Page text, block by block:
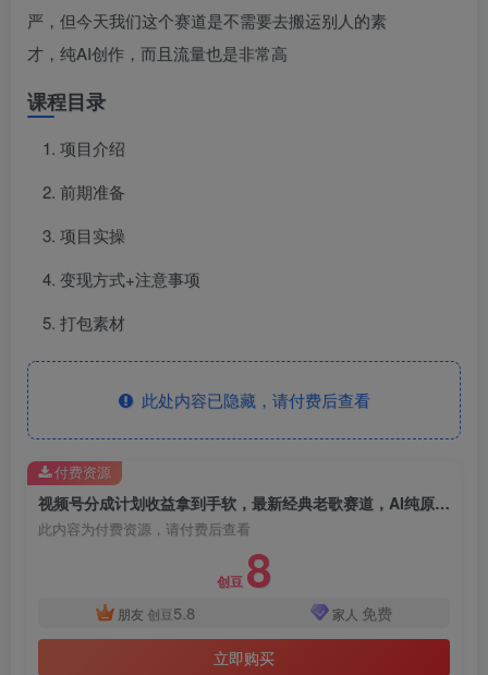
严，但今天我们这个赛道是不需要去搬运别人的素
才，纯AI创作，而且流量也是非常高
课程目录
项目介绍
前期准备
项目实操
变现方式+注意事项
打包素材
此处内容已隐藏，请付费后查看
视频号分成计划收益拿到手软，最新经典老歌赛道，AI纯原创，无需搬运每天5分钟，日入500+
此内容为付费资源，请付费后查看
创豆 8
朋友 创豆 5.8 家人 免费
立即购买
付费资源